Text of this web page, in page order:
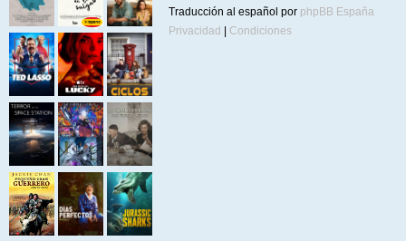
Traducción al español por phpBB España
Privacidad
Condiciones